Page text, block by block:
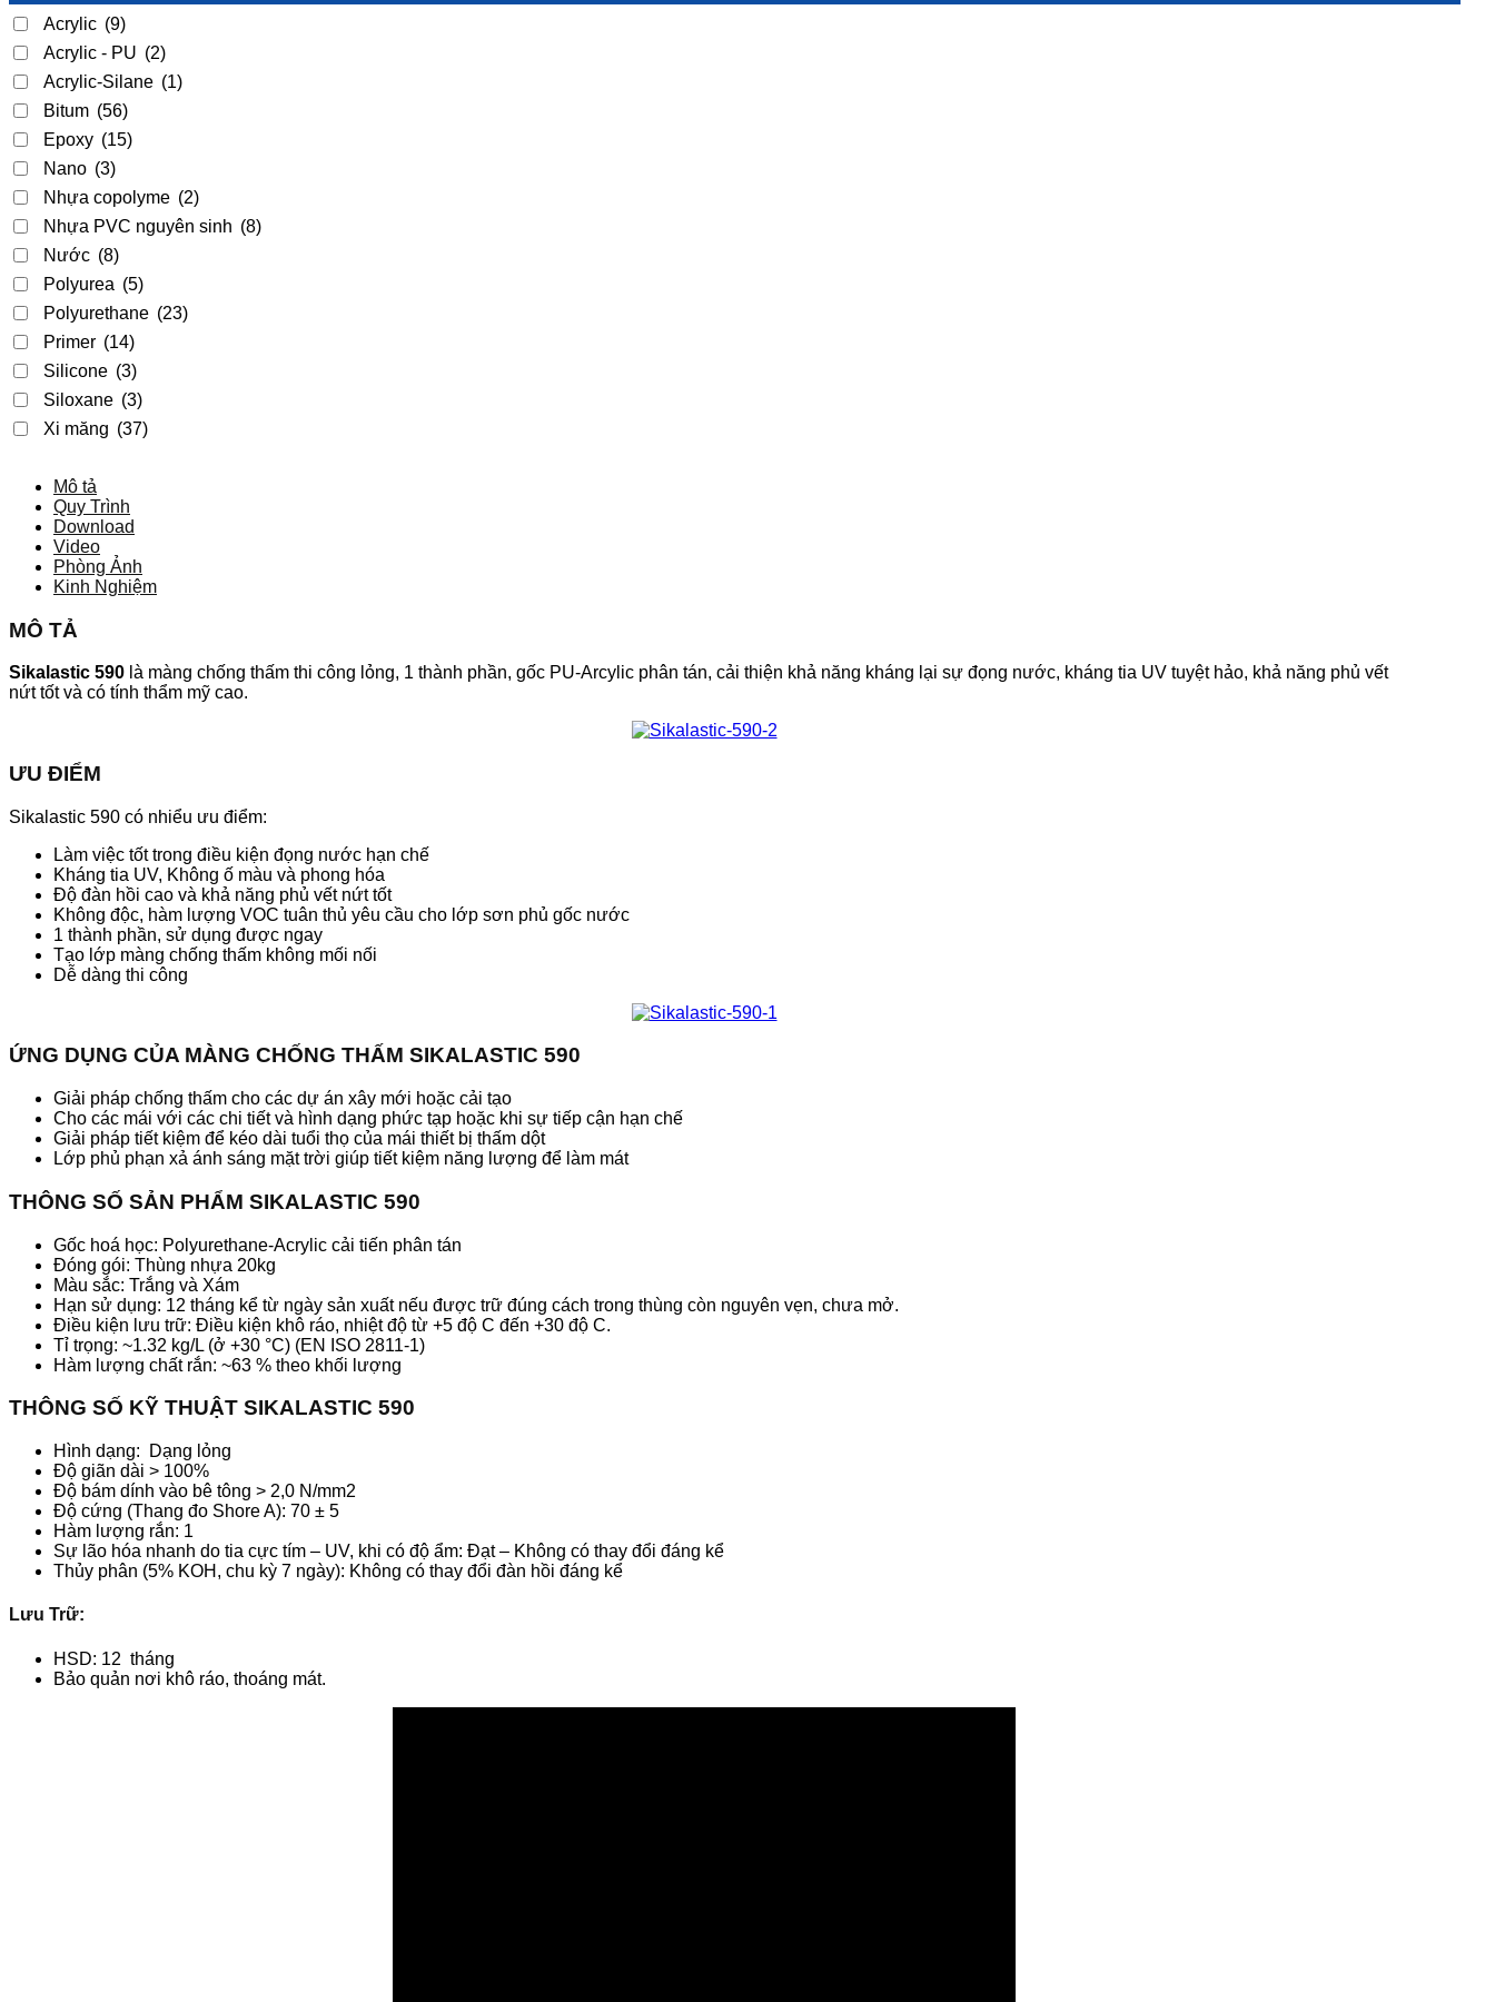
Acrylic (9)
Acrylic - PU (2)
Acrylic-Silane (1)
Bitum (56)
Epoxy (15)
Nano (3)
Nhựa copolyme (2)
Nhựa PVC nguyên sinh (8)
Nước (8)
Polyurea (5)
Polyurethane (23)
Primer (14)
Silicone (3)
Siloxane (3)
Xi măng (37)
Mô tả
Quy Trình
Download
Video
Phòng Ảnh
Kinh Nghiệm
MÔ TẢ
Sikalastic 590 là màng chống thấm thi công lỏng, 1 thành phần, gốc PU-Arcylic phân tán, cải thiện khả năng kháng lại sự đọng nước, kháng tia UV tuyệt hảo, khả năng phủ vết
nứt tốt và có tính thẩm mỹ cao.
ƯU ĐIỂM
Sikalastic 590 có nhiểu ưu điểm:
Làm việc tốt trong điều kiện đọng nước hạn chế
Kháng tia UV, Không ố màu và phong hóa
Độ đàn hồi cao và khả năng phủ vết nứt tốt
Không độc, hàm lượng VOC tuân thủ yêu cầu cho lớp sơn phủ gốc nước
1 thành phần, sử dụng được ngay
Tạo lớp màng chống thấm không mối nối
Dễ dàng thi công
ỨNG DỤNG CỦA MÀNG CHỐNG THẤM SIKALASTIC 590
Giải pháp chống thấm cho các dự án xây mới hoặc cải tạo
Cho các mái với các chi tiết và hình dạng phức tạp hoặc khi sự tiếp cận hạn chế
Giải pháp tiết kiệm để kéo dài tuổi thọ của mái thiết bị thấm dột
Lớp phủ phạn xả ánh sáng mặt trời giúp tiết kiệm năng lượng để làm mát
THÔNG SỐ SẢN PHẨM SIKALASTIC 590
Gốc hoá học: Polyurethane-Acrylic cải tiến phân tán
Đóng gói: Thùng nhựa 20kg
Màu sắc: Trắng và Xám
Hạn sử dụng: 12 tháng kể từ ngày sản xuất nếu được trữ đúng cách trong thùng còn nguyên vẹn, chưa mở.
Điều kiện lưu trữ: Điều kiện khô ráo, nhiệt độ từ +5 độ C đến +30 độ C.
Tỉ trọng: ~1.32 kg/L (ở +30 °C) (EN ISO 2811-1)
Hàm lượng chất rắn: ~63 % theo khối lượng
THÔNG SỐ KỸ THUẬT SIKALASTIC 590
Hình dạng: Dạng lỏng
Độ giãn dài > 100%
Độ bám dính vào bê tông > 2,0 N/mm2
Độ cứng (Thang đo Shore A): 70 ± 5
Hàm lượng rắn: 1
Sự lão hóa nhanh do tia cực tím – UV, khi có độ ẩm: Đạt – Không có thay đổi đáng kể
Thủy phân (5% KOH, chu kỳ 7 ngày): Không có thay đổi đàn hồi đáng kể
Lưu Trữ:
HSD: 12 tháng
Bảo quản nơi khô ráo, thoáng mát.